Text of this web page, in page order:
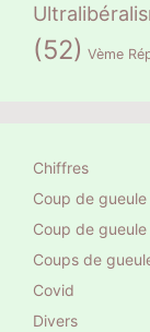
(52) Vème
Chiffres
Coup de gueule
Coup de
Coups de
Covid
Divers